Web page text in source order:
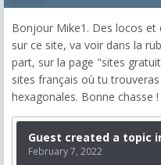
Bonjour Mike1. Des locos et
sur ce site, va voir dans la
part, sur la page "sites
sites français où tu
hexagonales. Bonne chasse !